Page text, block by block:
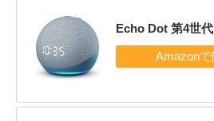
Echo Dot 第4世代